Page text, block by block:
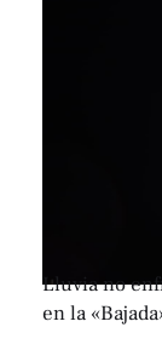
Lluvia no
en la